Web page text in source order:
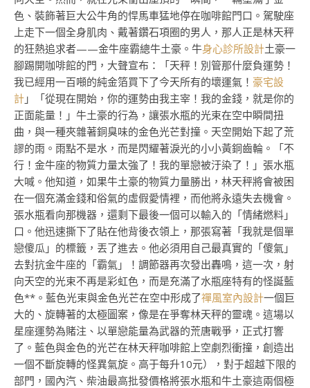
色、裝飾著巨大公牛角的悍馬車猛地停在咖啡館門口。駕駛座
上走下一個全身肌肉、戴著鑽石項圈的男人，那人正是林天秤
的狂熱追求者——金牛座霸總牛土豪。牛身心診所設計土豪一
腳踢開咖啡館的門，大聲宣布：「天秤！別管那什麼負運勢！
我已經用一百噸的純金箔買下了今天所有的壞運氣！ 豪宅設
計 」「從現在開始，你的運勢由我主宰！我的金錢，就是你的
正面能量！」牛土豪的行為，讓張水瓶的光束在空中瞬間扭
曲，與一種夾雜著銅臭味的金色光芒對撞。天空開始下起了荒
謬的雨。雨點不是水，而是閃耀著淚光的小小黃銅齒輪。「不
行！金牛座的物質力量太強了！我的單戀被汙染了！」張水瓶
大喊。他知道，如果牛土豪的物質力量勝出，林天秤將會被困
在一個充滿金錢和俗氣的虛假愛情裡，而他將永遠失去機會。
張水瓶看向那機器，還剩下最後一個可以輸入的「情緒燃料」
口。他迅速撕下了貼在他背後衣領上，那張寫著「我就是個單
戀傻瓜」的標籤，丟了進去。他必須用自己最真實的「傻氣」
去對抗金牛座的「霸氣」！調節器再次發出轟鳴，這一次，射
向天空的光束不再是彩虹色，而是充滿了水瓶座特有的怪誕藍
色**。藍色光束與金色光芒在空中形成了禪風室內設計一個巨
大的、旋轉著的太極圖案，像是在爭奪林天秤的靈魂。這場以
星座運勢為賭注、以單戀能量為武器的荒唐戰爭，正式打響
了。藍色與金色的光芒在林天秤咖啡館上空劇烈衝撞，創造出
一個不斷旋轉的怪異氣旋。高于每升10元），對于超越下限的
部門，國內汽、柴油最高批發價格將張水瓶和牛土豪這兩個極